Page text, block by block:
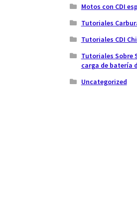
Motos con CDI
Tutoriales
Tutoriales CDI
Tutoriales Sobre
carga de batería
Uncategorized